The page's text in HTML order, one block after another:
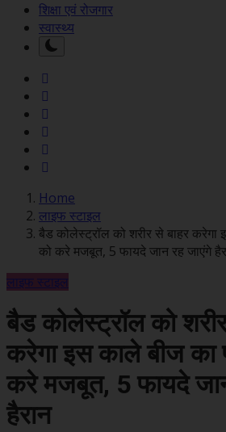
शिक्षा एवं रोजगार
स्वास्थ्य
Home
लाइफ स्टाइल
बैड कोलेस्ट्रॉल को शरीर से बाहर करेगा
को करे मजबूत, 5 फायदे जान रह जाएंगे
लाइफ स्टाइल
बैड कोलेस्ट्रॉल को
करेगा इस काले बीज का
करे मजबूत, 5 फायदे
हैरान